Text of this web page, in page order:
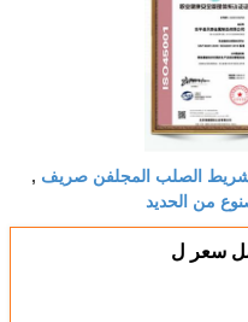
الصلب المجلفن صريف ,
من الحديد
سعر ل